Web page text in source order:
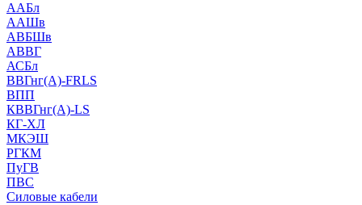
ААБл
ААШв
АВБШв
АВВГ
АСБл
ВВГнг(А)-FRLS
ВПП
КВВГнг(А)-LS
КГ-ХЛ
МКЭШ
РГКМ
ПуГВ
ПВС
Силовые кабели